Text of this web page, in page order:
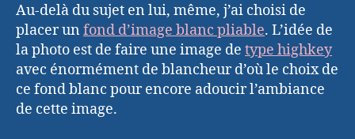
Au-delà du sujet en lui, même, j’ai choisi de
placer un fond d’image blanc pliable. L’idée de
la photo est de faire une image de type highkey
avec énormément de blancheur d’où le choix de
ce fond blanc pour encore adoucir l’ambiance
de cette image.